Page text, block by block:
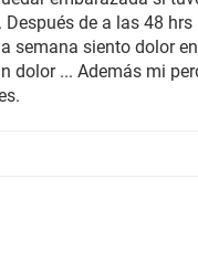
de a las 48
semana siento dolor
dolor ... Además mi